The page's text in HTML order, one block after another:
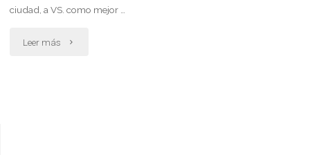
ciudad, a VS. como mejor …
Leer más "Demanda